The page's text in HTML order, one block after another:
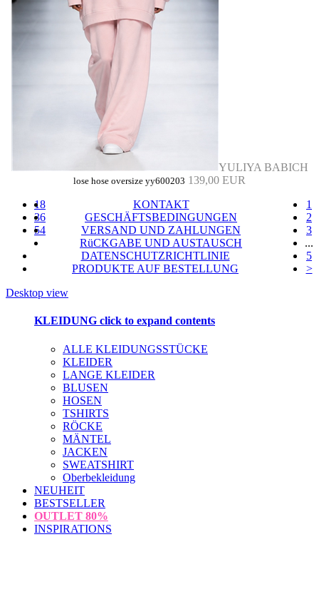
YULIYA BABICH
lose hose oversize yy600203 139,00 EUR
18
36
54
1
2
3
...
5
>
KONTAKT
GESCHÄFTSBEDINGUNGEN
VERSAND UND ZAHLUNGEN
RüCKGABE UND AUSTAUSCH
DATENSCHUTZRICHTLINIE
PRODUKTE AUF BESTELLUNG
Desktop view
KLEIDUNG click to expand contents
ALLE KLEIDUNGSSTÜCKE
KLEIDER
LANGE KLEIDER
BLUSEN
HOSEN
TSHIRTS
RÖCKE
MÄNTEL
JACKEN
SWEATSHIRT
Oberbekleidung
NEUHEIT
BESTSELLER
OUTLET 80%
INSPIRATIONS